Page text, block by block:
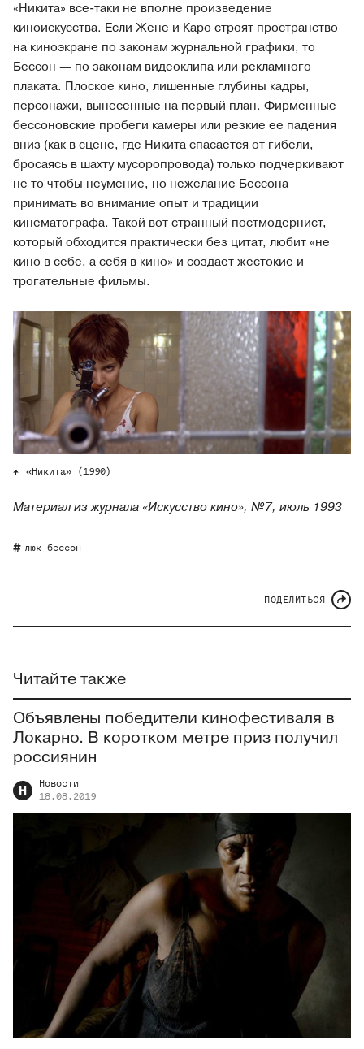
«Никита» все-таки не вполне произведение
киноискусства. Если Жене и Каро строят пространство
на киноэкране по законам журнальной графики, то
Бессон — по законам видеоклипа или рекламного
плаката. Плоское кино, лишенные глубины кадры,
персонажи, вынесенные на первый план. Фирменные
бессоновские пробеги камеры или резкие ее падения
вниз (как в сцене, где Никита спасается от гибели,
бросаясь в шахту мусоропровода) только подчеркивают
не то чтобы неумение, но нежелание Бессона
принимать во внимание опыт и традиции
кинематографа. Такой вот странный постмодернист,
который обходится практически без цитат, любит «не
кино в себе, а себя в кино» и создает жестокие и
трогательные фильмы.
«Никита» (1990)
Материал из журнала «Искусство кино», №7, июль 1993
люк бессон
ПОДЕЛИТЬСЯ
Читайте также
Объявлены победители кинофестиваля в
Локарно. В коротком метре приз получил
россиянин
Н
Новости
18.08.2019